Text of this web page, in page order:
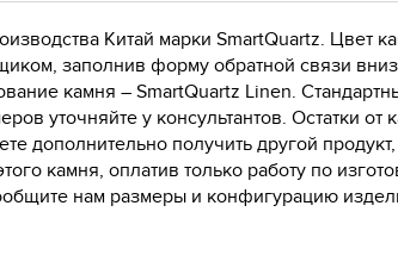
Китай марки SmartQuartz. Цвет
заполнив форму обратной связи
камня – SmartQuartz Linen.
уточняйте у консультантов. Остатки
дополнительно получить другой
камня, оплатив только работу по
нам размеры и конфигурацию